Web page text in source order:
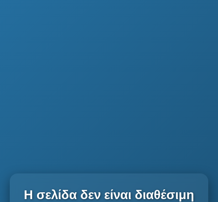
Η σελίδα δεν είναι διαθέσιμη